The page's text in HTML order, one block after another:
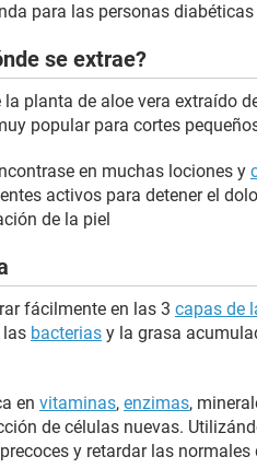
para las personas
se extrae?
la planta de aloe vera extraído
popular para cortes
en muchas lociones y
activos para detener el
de la piel
fácilmente en las 3 capas de
bacterias y la grasa
en vitaminas, enzimas,
de células nuevas.
y retardar las normales